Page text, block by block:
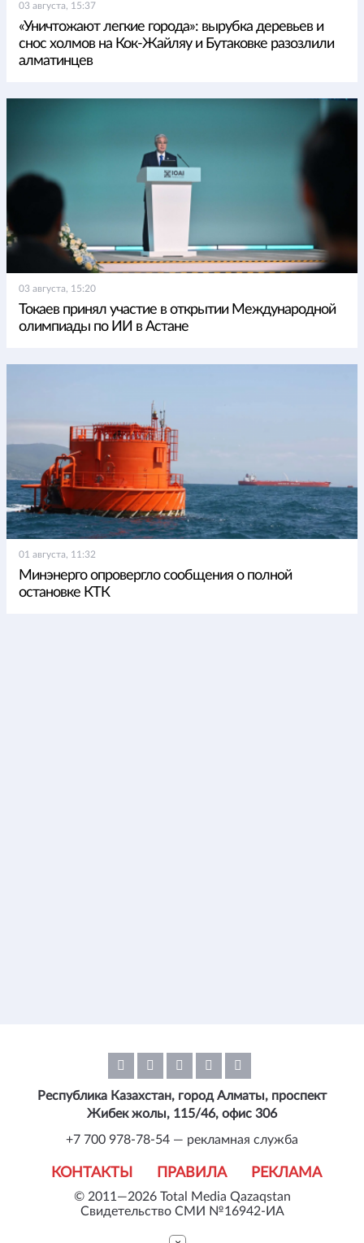
03 августа, 15:37
«Уничтожают легкие города»: вырубка деревьев и
снос холмов на Кок-Жайляу и Бутаковке разозлили
алматинцев
03 августа, 15:20
Токаев принял участие в открытии Международной
олимпиады по ИИ в Астане
01 августа, 11:32
Минэнерго опровергло сообщения о полной
остановке КТК
© 2011—2026 Total Media Qazaqstan
Свидетельство СМИ №16942-ИА
КОНТАКТЫ ПРАВИЛА РЕКЛАМА
Республика Казахстан, город Алматы, проспект
Жибек жолы, 115/46, офис 306
+7 700 978-78-54 — рекламная служба